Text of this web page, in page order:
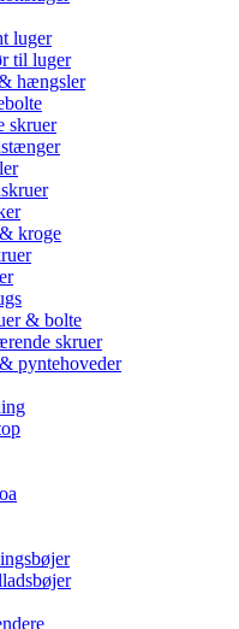
luger
til luger
hængsler
skruer
kroge
& bolte
skruer
pyntehoveder